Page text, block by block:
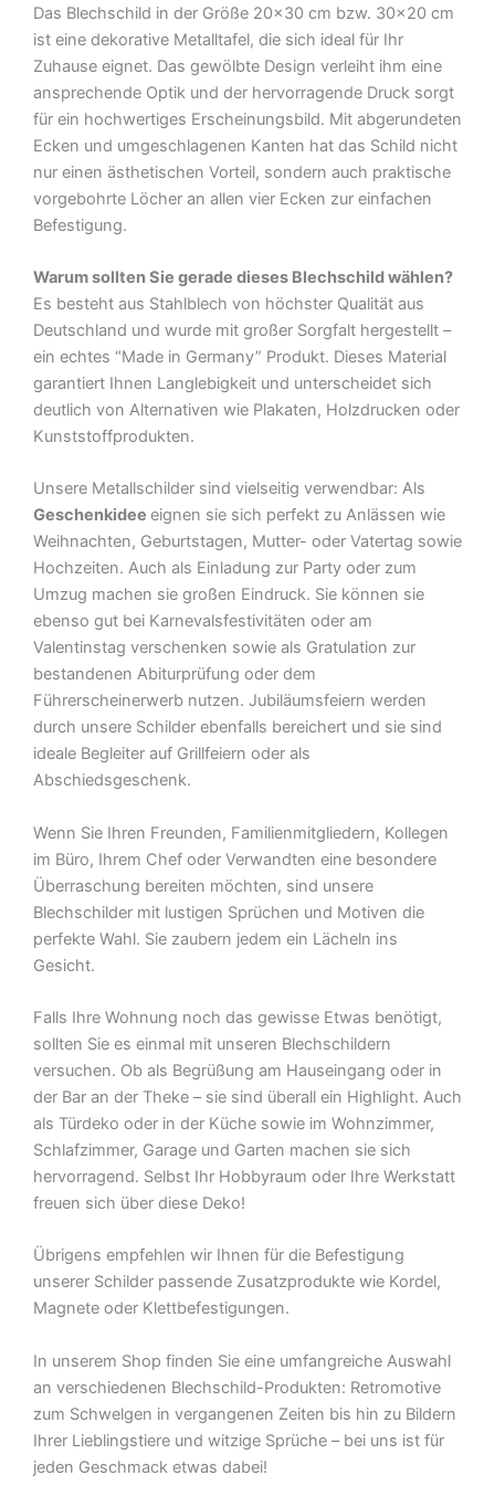
Deko
Blechschild
Menge
Das Blechschild in der Größe 20×30 cm bzw. 30×20 cm
ist eine dekorative Metalltafel, die sich ideal für Ihr
Zuhause eignet. Das gewölbte Design verleiht ihm eine
ansprechende Optik und der hervorragende Druck sorgt
für ein hochwertiges Erscheinungsbild. Mit abgerundeten
Ecken und umgeschlagenen Kanten hat das Schild nicht
nur einen ästhetischen Vorteil, sondern auch praktische
vorgebohrte Löcher an allen vier Ecken zur einfachen
Befestigung.
Warum sollten Sie gerade dieses Blechschild wählen?
Es besteht aus Stahlblech von höchster Qualität aus
Deutschland und wurde mit großer Sorgfalt hergestellt –
ein echtes “Made in Germany” Produkt. Dieses Material
garantiert Ihnen Langlebigkeit und unterscheidet sich
deutlich von Alternativen wie Plakaten, Holzdrucken oder
Kunststoffprodukten.
Unsere Metallschilder sind vielseitig verwendbar: Als
Geschenkidee eignen sie sich perfekt zu Anlässen wie
Weihnachten, Geburtstagen, Mutter- oder Vatertag sowie
Hochzeiten. Auch als Einladung zur Party oder zum
Umzug machen sie großen Eindruck. Sie können sie
ebenso gut bei Karnevalsfestivitäten oder am
Valentinstag verschenken sowie als Gratulation zur
bestandenen Abiturprüfung oder dem
Führerscheinerwerb nutzen. Jubiläumsfeiern werden
durch unsere Schilder ebenfalls bereichert und sie sind
ideale Begleiter auf Grillfeiern oder als
Abschiedsgeschenk.
Wenn Sie Ihren Freunden, Familienmitgliedern, Kollegen
im Büro, Ihrem Chef oder Verwandten eine besondere
Überraschung bereiten möchten, sind unsere
Blechschilder mit lustigen Sprüchen und Motiven die
perfekte Wahl. Sie zaubern jedem ein Lächeln ins
Gesicht.
Falls Ihre Wohnung noch das gewisse Etwas benötigt,
sollten Sie es einmal mit unseren Blechschildern
versuchen. Ob als Begrüßung am Hauseingang oder in
der Bar an der Theke – sie sind überall ein Highlight. Auch
als Türdeko oder in der Küche sowie im Wohnzimmer,
Schlafzimmer, Garage und Garten machen sie sich
hervorragend. Selbst Ihr Hobbyraum oder Ihre Werkstatt
freuen sich über diese Deko!
Übrigens empfehlen wir Ihnen für die Befestigung
unserer Schilder passende Zusatzprodukte wie Kordel,
Magnete oder Klettbefestigungen.
In unserem Shop finden Sie eine umfangreiche Auswahl
an verschiedenen Blechschild-Produkten: Retromotive
zum Schwelgen in vergangenen Zeiten bis hin zu Bildern
Ihrer Lieblingstiere und witzige Sprüche – bei uns ist für
jeden Geschmack etwas dabei!